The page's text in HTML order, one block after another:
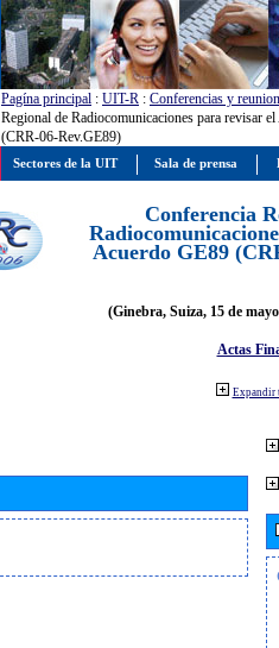
Pagína principal : UIT-R : Conferencias y
Regional de Radiocomunicaciones para revisar
(CRR-06-Rev.GE89)
Conferencia
Acuerdo GE89
(Ginebra, Suiza, 15 de
Actas
Expandir
Sectores de la UIT Sala de prensa